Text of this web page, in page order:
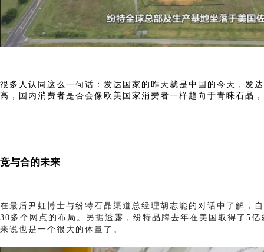
很多人认同这么一句话：发达国家的昨天就是中国的今天，发
高，国内消费者是否会像欧美国家消费者一样趋向于青睐石晶
竞与合的未来
在最后尹虹博士与纷特石晶渠道总经理胡志能的对话中了解，
30多个网点的布局。另据透露，纷特品牌去年在美国取得了5
来说也是一个很大的体量了。